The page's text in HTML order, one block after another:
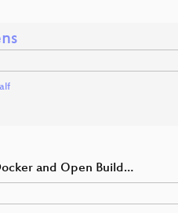
and Open Build…